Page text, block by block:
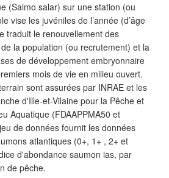
(Salmo salar) sur une station (ou
vise les juvéniles de l’année (d’âge
traduit le renouvellement des
la population (ou recrutement) et la
de développement embryonnaire
mois de vie en milieu ouvert.
sont assurées par INRAE et les
d'Ille-et-Vilaine pour la Pêche et
Aquatique (FDAAPPMA50 et
de données fournit les données
atlantiques (0+, 1+ , 2+ et
d'abondance saumon ias, par
de pêche.